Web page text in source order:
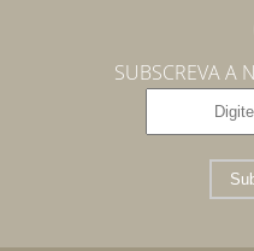
SUBSCREVA A